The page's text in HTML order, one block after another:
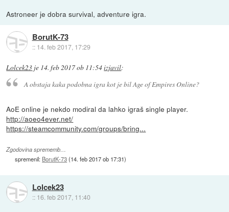
Astroneer je dobra survival, adventure igra.
BorutK-73
:: 14. feb 2017, 17:29
Lolcek23 je 14. feb 2017 ob 11:54izjavil:
A obstaja kaka podobna igra kot je bil Age of Empires Online?
AoE online je nekdo modiral da lahko igraš single player.
http://aoeo4ever.net/
https://steamcommunity.com/groups/bring...
Zgodovina sprememb…
spremenil: BorutK-73(14. feb 2017 ob 17:31)
Lolcek23
:: 16. feb 2017, 11:40